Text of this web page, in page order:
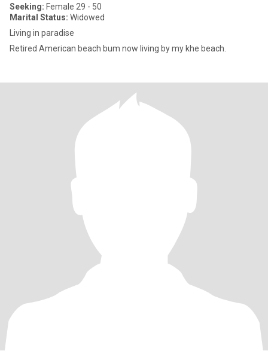
Seeking: Female 29 - 50
Marital Status: Widowed
Living in paradise
Retired American beach bum now living by my khe beach.